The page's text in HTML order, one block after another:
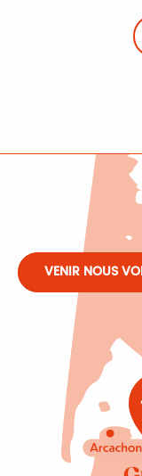
VENIR NOUS